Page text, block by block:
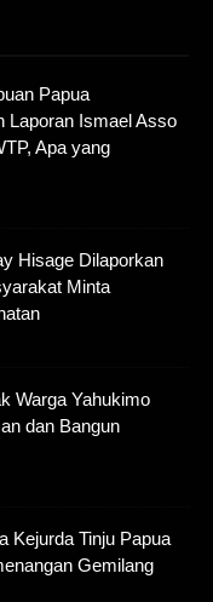
Papua
Laporan Ismael Asso
Apa yang
Hisage Dilaporkan
Minta
Warga Yahukimo
dan Bangun
Kejurda Tinju Papua
Gemilang